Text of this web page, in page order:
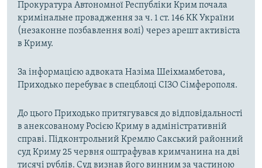
Прокуратура Автономної Республіки Крим почала
кримінальне провадження за ч. 1 ст. 146 КК України
(незаконне позбавлення волі) через арешт активіста
в Криму.
За інформацією адвоката Назіма Шеіхмамбетова,
Приходько перебуває в спецблоці СІЗО Сімферополя.
До цього Приходько притягувався до відповідальності
в анексованому Росією Криму в адміністративній
справі. Підконтрольний Кремлю Сакський районний
суд Криму 25 червня оштрафував кримчанина на дві
тисячі рублів. Суд визнав його винним за частиною